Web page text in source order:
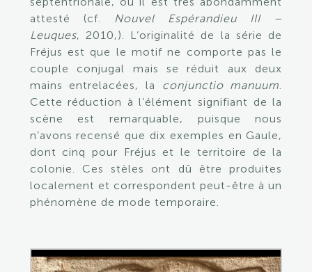
attesté (cf. Nouvel Espérandieu III –
Leuques, 2010,). L’originalité de la série de
Fréjus est que le motif ne comporte pas le
couple conjugal mais se réduit aux deux
mains entrelacées, la conjunctio manuum.
Cette réduction à l’élément signifiant de la
scène est remarquable, puisque nous
n’avons recensé que dix exemples en Gaule,
dont cinq pour Fréjus et le territoire de la
colonie. Ces stèles ont dû être produites
localement et correspondent peut-être à un
phénomène de mode temporaire.